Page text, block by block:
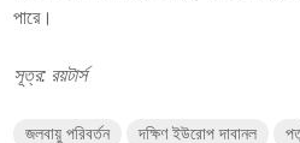
পারে।
সূত্র: রয়টার্স
জলবায়ু পরিবর্তন দক্ষিণ ইউরোপ দাবানল